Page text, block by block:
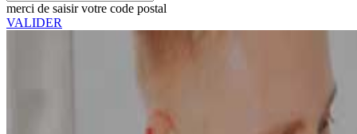
merci de saisir votre code postal
VALIDER